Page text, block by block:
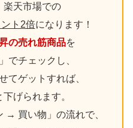
楽天市場での
ト2倍になります！
の売れ筋商品を
でチェックし、
てゲットすれば、
げられます。
→ 買い物」の流れで、